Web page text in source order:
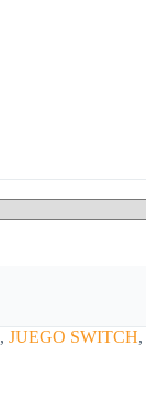
, JUEGO SWITCH,